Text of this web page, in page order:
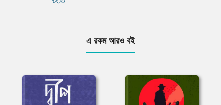
এ রকম আরও বই